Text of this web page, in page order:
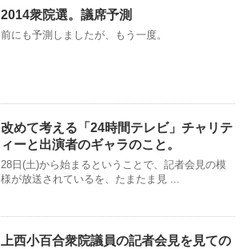
2014衆院選。議席予測
前にも予測しましたが、もう一度。
改めて考える「24時間テレビ」チャリテ
ィーと出演者のギャラのこと。
28日(土)から始まるということで、記者会見の模
様が放送されているを、たまたま見 ...
上西小百合衆院議員の記者会見を見ての